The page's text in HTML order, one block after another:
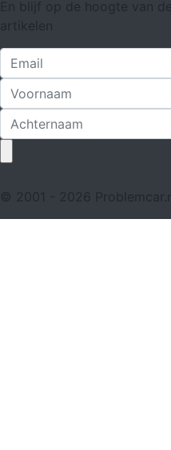
En blijf op de hoogte van
artikelen
© 2001 - 2026